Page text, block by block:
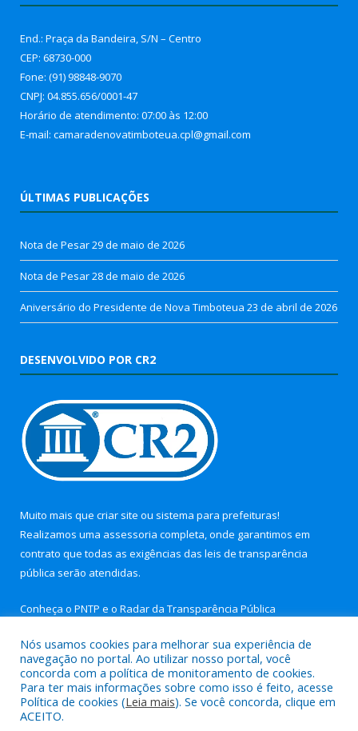
End.: Praça da Bandeira, S/N – Centro
CEP: 68730-000
Fone: (91) 98848-9070
CNPJ: 04.855.656/0001-47
Horário de atendimento: 07:00 às 12:00
E-mail: camaradenovatimboteua.cpl@gmail.com
ÚLTIMAS PUBLICAÇÕES
Nota de Pesar29 de maio de 2026
Nota de Pesar28 de maio de 2026
Aniversário do Presidente de Nova Timboteua 23 de abril de 2026
DESENVOLVIDO POR CR2
Muito mais que criar site ou sistema para prefeituras!
Realizamos uma assessoria completa, onde garantimos em
contrato que todas as exigências das leis de transparência
pública serão atendidas.
Conheça o PNTP e o Radar da Transparência Pública
Todos os direitos reservados a Câmara Municipal de Nova
Timboteua.
Nós usamos cookies para melhorar sua experiência de
navegação no portal. Ao utilizar nosso portal, você
concorda com a política de monitoramento de cookies.
Para ter mais informações sobre como isso é feito, acesse
Política de cookies (Leia mais). Se você concorda, clique em
ACEITO.